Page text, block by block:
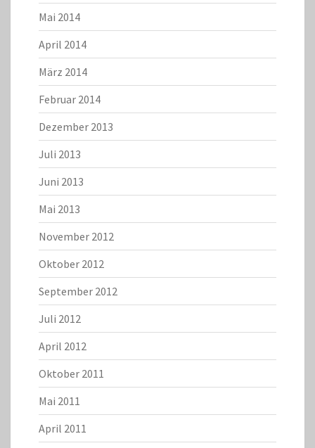
Mai 2014
April 2014
März 2014
Februar 2014
Dezember 2013
Juli 2013
Juni 2013
Mai 2013
November 2012
Oktober 2012
September 2012
Juli 2012
April 2012
Oktober 2011
Mai 2011
April 2011